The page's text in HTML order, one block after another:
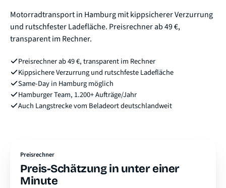
Motorradtransport in Hamburg mit kippsicherer Verzurrung
und rutschfester Ladefläche. Preisrechner ab 49 €,
transparent im Rechner.
Preisrechner ab 49 €, transparent im Rechner
Kippsichere Verzurrung und rutschfeste Ladefläche
Same-Day in Hamburg möglich
Hamburger Team, 1.200+ Aufträge/Jahr
Auch Langstrecke vom Beladeort deutschlandweit
Preisrechner
Preis-Schätzung in unter einer
Minute